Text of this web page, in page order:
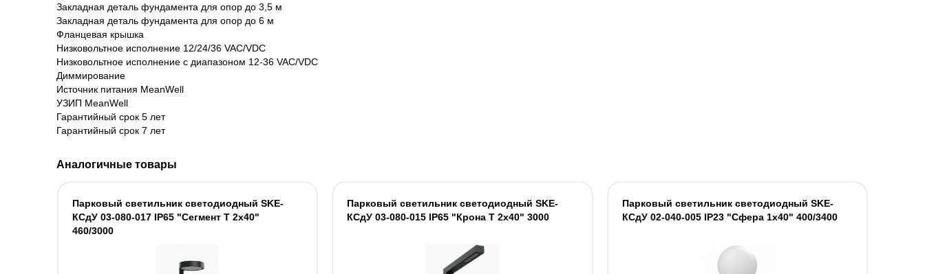
Закладная деталь фундамента для опор до 3,5 м
Закладная деталь фундамента для опор до 6 м
Фланцевая крышка
Низковольтное исполнение 12/24/36 VAC/VDC
Низковольтное исполнение с диапазоном 12-36 VAC/VDC
Диммирование
Источник питания MeanWell
УЗИП MeanWell
Гарантийный срок 5 лет
Гарантийный срок 7 лет
Аналогичные товары
Парковый светильник светодиодный SKE-
КСдУ 03-080-017 IP65 "Сегмент Т 2х40"
460/3000
Парковый светильник светодиодный SKE-
КСдУ 03-080-015 IP65 "Крона Т 2х40" 3000
Парковый светильник светодиодный SKE-
КСдУ 02-040-005 IP23 "Сфера 1х40" 400/3400